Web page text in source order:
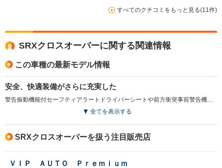
すべてのクチコミをもっと見る(11件)
SRXクロスオーバーに関する関連情報
この車種の最新モデル情報
安全、快適装備がさらに充実した
警告振動機能付セーフティアラートドライバーシートや前方衝突事前警告機能、フォワードコリジョンアラート、エマージェンシーブレーキシステムなどが、ラグジュアリーモデルに採用されている。また、統合制御ナビシステム「CUE（キャデラックユーザーエクスペリエンス）」も標準装備されている（2015.11）
全てを表示する
SRXクロスオーバーを扱う注目販売店
ＶＩＰ ＡＵＴＯ Ｐｒｅｍｉｕｍ